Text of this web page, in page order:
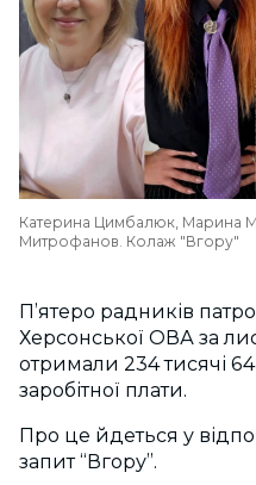
Катерина Цимбалюк, Марина
Митрофанов. Колаж "Вгору"
П’ятеро радників
Херсонської ОВА за
отримали 234 тисячі
заробітної плати.
Про це йдеться у
запит “Вгору”.